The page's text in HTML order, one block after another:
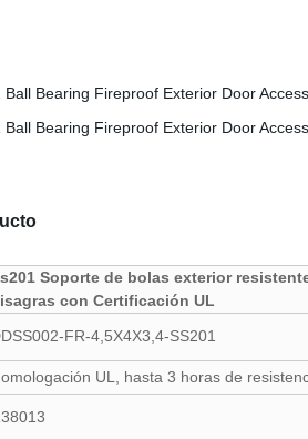
Soporte de bolas exterior
con Certificación UL
FR-4,5X4X3,4-SS201
UL, hasta 3 horas de